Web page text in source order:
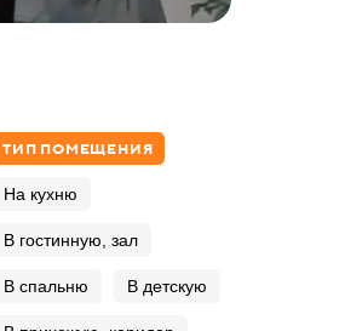
ТИП ПОМЕЩЕНИЯ
На кухню
В гостинную, зал
В спальню В детскую